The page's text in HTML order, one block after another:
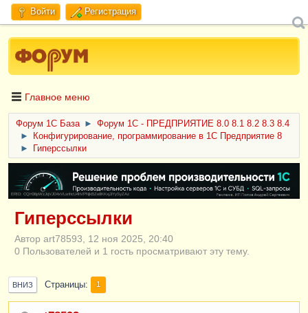
Войти Регистрация
Главное меню
Форум 1C База ►
Форум 1С - ПРЕДПРИЯТИЕ 8.0 8.1 8.2 8.3 8.4
►
Конфигурирование, программирование в 1С Предприятие 8
►
Гиперссылки
ERID: CQH36pWzJqVJD4xVLsnhcU4hVPNjkBZe8KKxjJiYySyZAz
Гиперссылки
Автор art78593, 12 ноя 2025, 20:40
0 Пользователей и 1 гость просматривают эту тему.
ВНИЗ Страницы 1